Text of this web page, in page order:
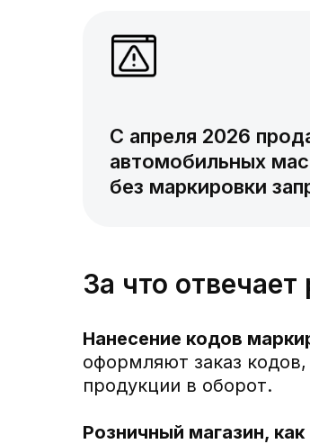
С апреля 2026
автомобильных
без маркировки
За что отвечает
Нанесение кодов
оформляют заказ
продукции в оборот.
Розничный магазин,